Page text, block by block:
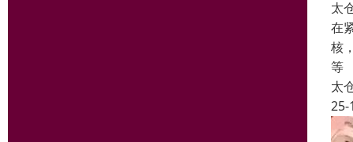
太
在
核
等
太
25-